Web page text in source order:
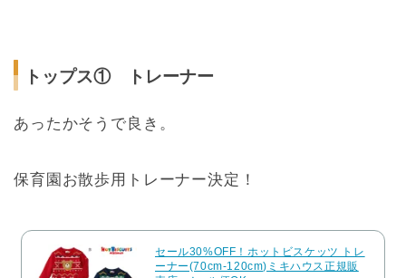
トップス① トレーナー
あったかそうで良き。
保育園お散歩用トレーナー決定！
セール30%OFF！ホットビスケッツ トレ
ーナー(70cm-120cm)ミキハウス正規販